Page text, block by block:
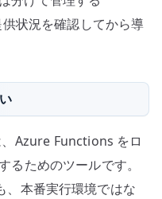
状況を確認してから導
Azure Functions をロ
るためのツールです。
本番実行環境ではな